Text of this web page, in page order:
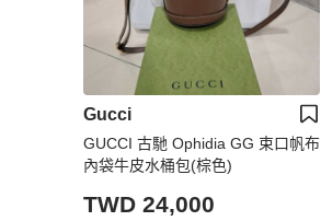
Gucci
GUCCI 古馳 Ophidia GG 束口帆布
內袋牛皮水桶包(棕色)
TWD 24,000